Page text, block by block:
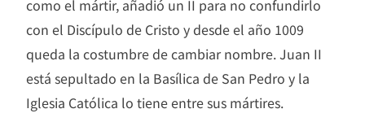
como el mártir, añadió un II para no confundirlo
con el Discípulo de Cristo y desde el año 1009
queda la costumbre de cambiar nombre. Juan II
está sepultado en la Basílica de San Pedro y la
Iglesia Católica lo tiene entre sus mártires.